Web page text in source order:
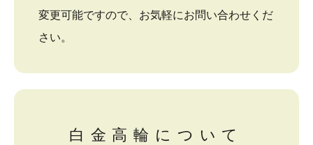
変更可能ですので、お気軽にお問い合わせくだ
さい。
白金高輪について